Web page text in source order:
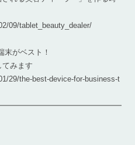
09/tablet_beauty_dealer/
末がベスト！
てみます
29/the-best-device-for-business-t